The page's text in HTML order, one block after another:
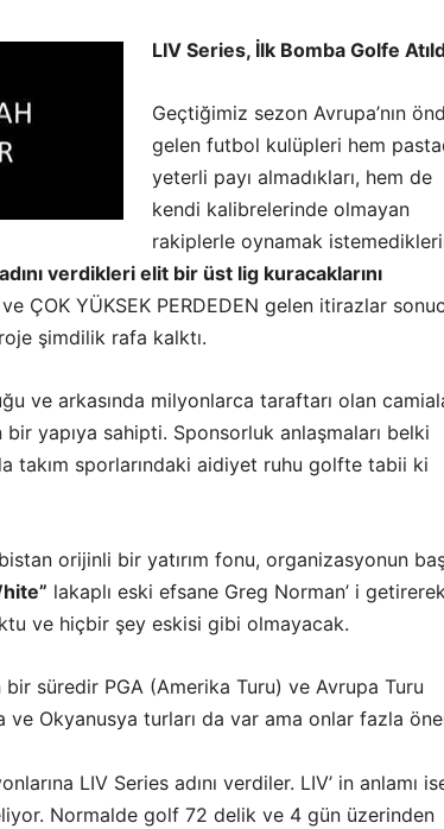
LIV Series, İlk Bomba Golfe
Geçtiğimiz sezon Avrupa’nın
gelen futbol kulüpleri hem
yeterli payı almadıkları, hem de
kendi kalibrelerinde olmayan
rakiplerle oynamak
verdikleri elit bir üst lig kuracaklarını
ÇOK YÜKSEK PERDEDEN gelen itirazlar
şimdilik rafa kalktı.
ve arkasında milyonlarca taraftarı olan
bir yapıya sahipti. Sponsorluk anlaşmaları belki
takım sporlarındaki aidiyet ruhu golfte tabii ki
orijinli bir yatırım fonu, organizasyonun
lakaplı eski efsane Greg Norman’ i
ve hiçbir şey eskisi gibi olmayacak.
bir süredir PGA (Amerika Turu) ve Avrupa Turu
ve Okyanusya turları da var ama onlar fazla
LIV Series adını verdiler. LIV’ in anlamı
Normalde golf 72 delik ve 4 gün üzerinden